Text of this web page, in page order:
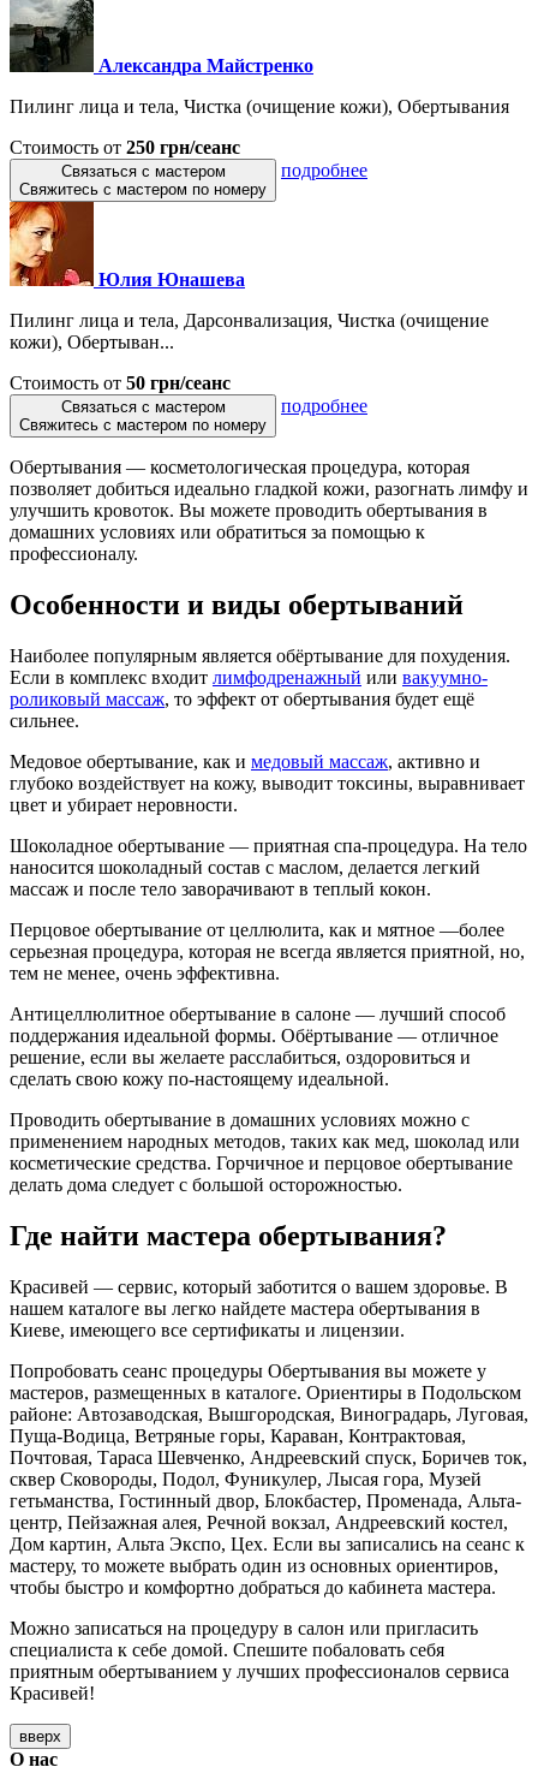
Александра Майстренко
Пилинг лица и тела, Чистка (очищение кожи), Обертывания
Стоимость от 250 грн/сеанс
Связаться с мастером
Свяжитесь с мастером по номеру
подробнее
Юлия Юнашева
Пилинг лица и тела, Дарсонвализация, Чистка (очищение
кожи), Обертыван...
Стоимость от 50 грн/сеанс
Связаться с мастером
Свяжитесь с мастером по номеру
подробнее
Обертывания — косметологическая процедура, которая
позволяет добиться идеально гладкой кожи, разогнать лимфу и
улучшить кровоток. Вы можете проводить обертывания в
домашних условиях или обратиться за помощью к
профессионалу.
Особенности и виды обертываний
Наиболее популярным является обёртывание для похудения.
Если в комплекс входит лимфодренажный или вакуумно-
роликовый массаж, то эффект от обертывания будет ещё
сильнее.
Медовое обертывание, как и медовый массаж, активно и
глубоко воздействует на кожу, выводит токсины, выравнивает
цвет и убирает неровности.
Шоколадное обертывание — приятная спа-процедура. На тело
наносится шоколадный состав с маслом, делается легкий
массаж и после тело заворачивают в теплый кокон.
Перцовое обертывание от целлюлита, как и мятное —более
серьезная процедура, которая не всегда является приятной, но,
тем не менее, очень эффективна.
Антицеллюлитное обертывание в салоне — лучший способ
поддержания идеальной формы. Обёртывание — отличное
решение, если вы желаете расслабиться, оздоровиться и
сделать свою кожу по-настоящему идеальной.
Проводить обертывание в домашних условиях можно с
применением народных методов, таких как мед, шоколад или
косметические средства. Горчичное и перцовое обертывание
делать дома следует с большой осторожностью.
Где найти мастера обертывания?
Красивей — сервис, который заботится о вашем здоровье. В
нашем каталоге вы легко найдете мастера обертывания в
Киеве, имеющего все сертификаты и лицензии.
Попробовать сеанс процедуры Обертывания вы можете у
мастеров, размещенных в каталоге. Ориентиры в Подольском
районе: Автозаводская, Вышгородская, Виноградарь, Луговая,
Пуща-Водица, Ветряные горы, Караван, Контрактовая,
Почтовая, Тараса Шевченко, Андреевский спуск, Боричев ток,
сквер Сковороды, Подол, Фуникулер, Лысая гора, Музей
гетьманства, Гостинный двор, Блокбастер, Променада, Альта-
центр, Пейзажная алея, Речной вокзал, Андреевский костел,
Дом картин, Альта Экспо, Цех. Если вы записались на сеанс к
мастеру, то можете выбрать один из основных ориентиров,
чтобы быстро и комфортно добраться до кабинета мастера.
Можно записаться на процедуру в салон или пригласить
специалиста к себе домой. Спешите побаловать себя
приятным обертыванием у лучших профессионалов сервиса
Красивей!
вверх
О нас